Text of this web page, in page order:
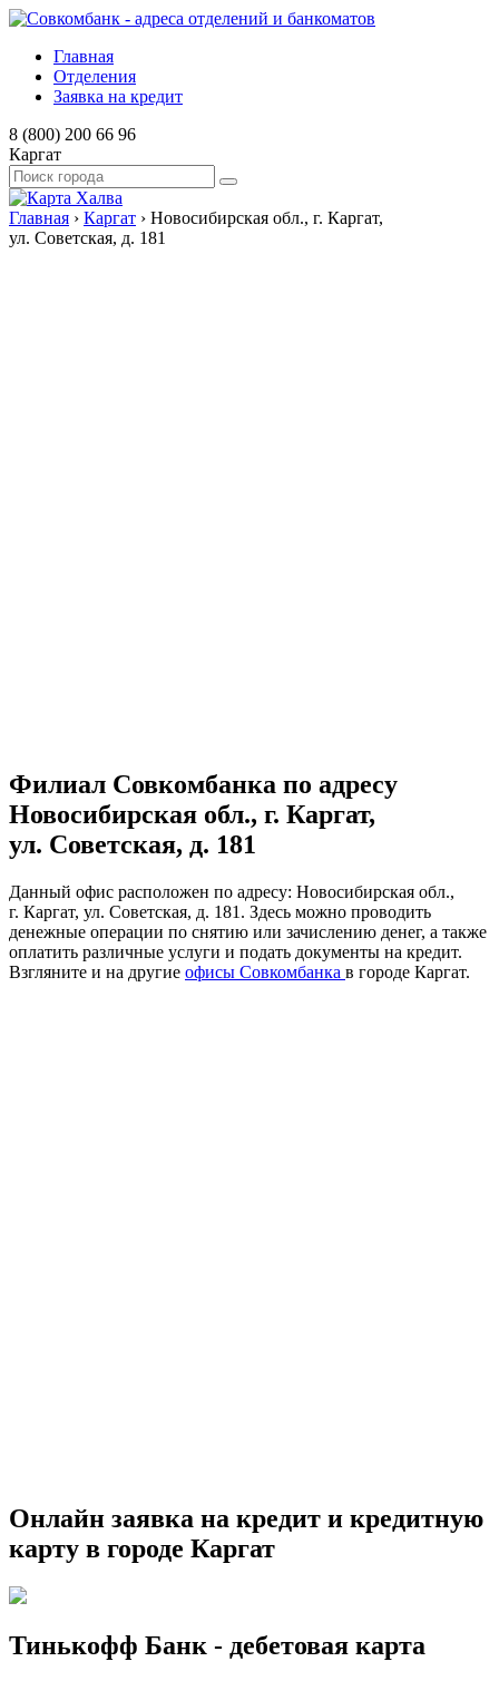
Главная
Отделения
Заявка на кредит
8 (800) 200 66 96
Каргат
Главная › Каргат › Новосибирская обл., г. Каргат,
ул. Советская, д. 181
Филиал Совкомбанка по адресу
Новосибирская обл., г. Каргат,
ул. Советская, д. 181
Данный офис расположен по адресу: Новосибирская обл.,
г. Каргат, ул. Советская, д. 181. Здесь можно проводить
денежные операции по снятию или зачислению денег, а также
оплатить различные услуги и подать документы на кредит.
Взгляните и на другие офисы Совкомбанка в городе Каргат.
Онлайн заявка на кредит и кредитную
карту в городе Каргат
Тинькофф Банк - дебетовая карта